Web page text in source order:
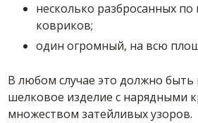
несколько разбросанных
ковриков;
один огромный, на всю
В любом случае это должно быть
шелковое изделие с нарядными
множеством затейливых узоров.